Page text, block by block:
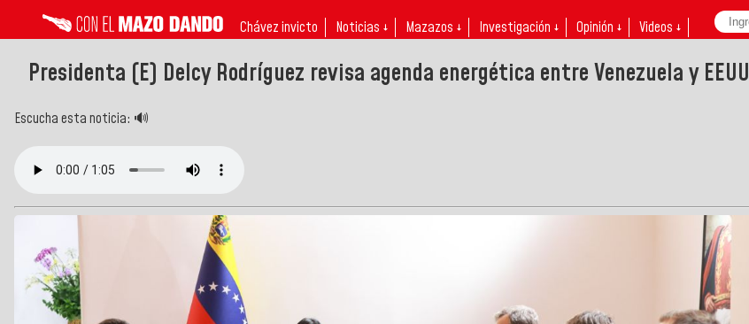
Chávez invicto Noticias ↓ Mazazos ↓ Investigación ↓ Opinión ↓ Videos ↓
Presidenta (E) Delcy Rodríguez revisa agenda energética entre Venezuela y EEUU
Escucha esta noticia: 🔊